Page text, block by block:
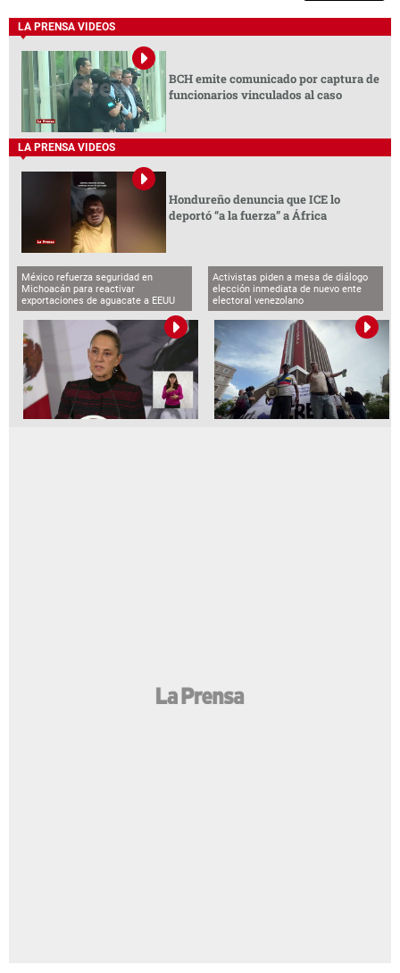
LA PRENSA VIDEOS
BCH emite comunicado por captura de
funcionarios vinculados al caso
LA PRENSA VIDEOS
Hondureño denuncia que ICE lo
deportó “a la fuerza” a África
México refuerza seguridad en
Michoacán para reactivar
exportaciones de aguacate a EEUU
Activistas piden a mesa de diálogo
elección inmediata de nuevo ente
electoral venezolano